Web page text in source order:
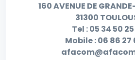
160 AVENUE DE
31300
Tel :05 34 50
Mobile :06 86 27